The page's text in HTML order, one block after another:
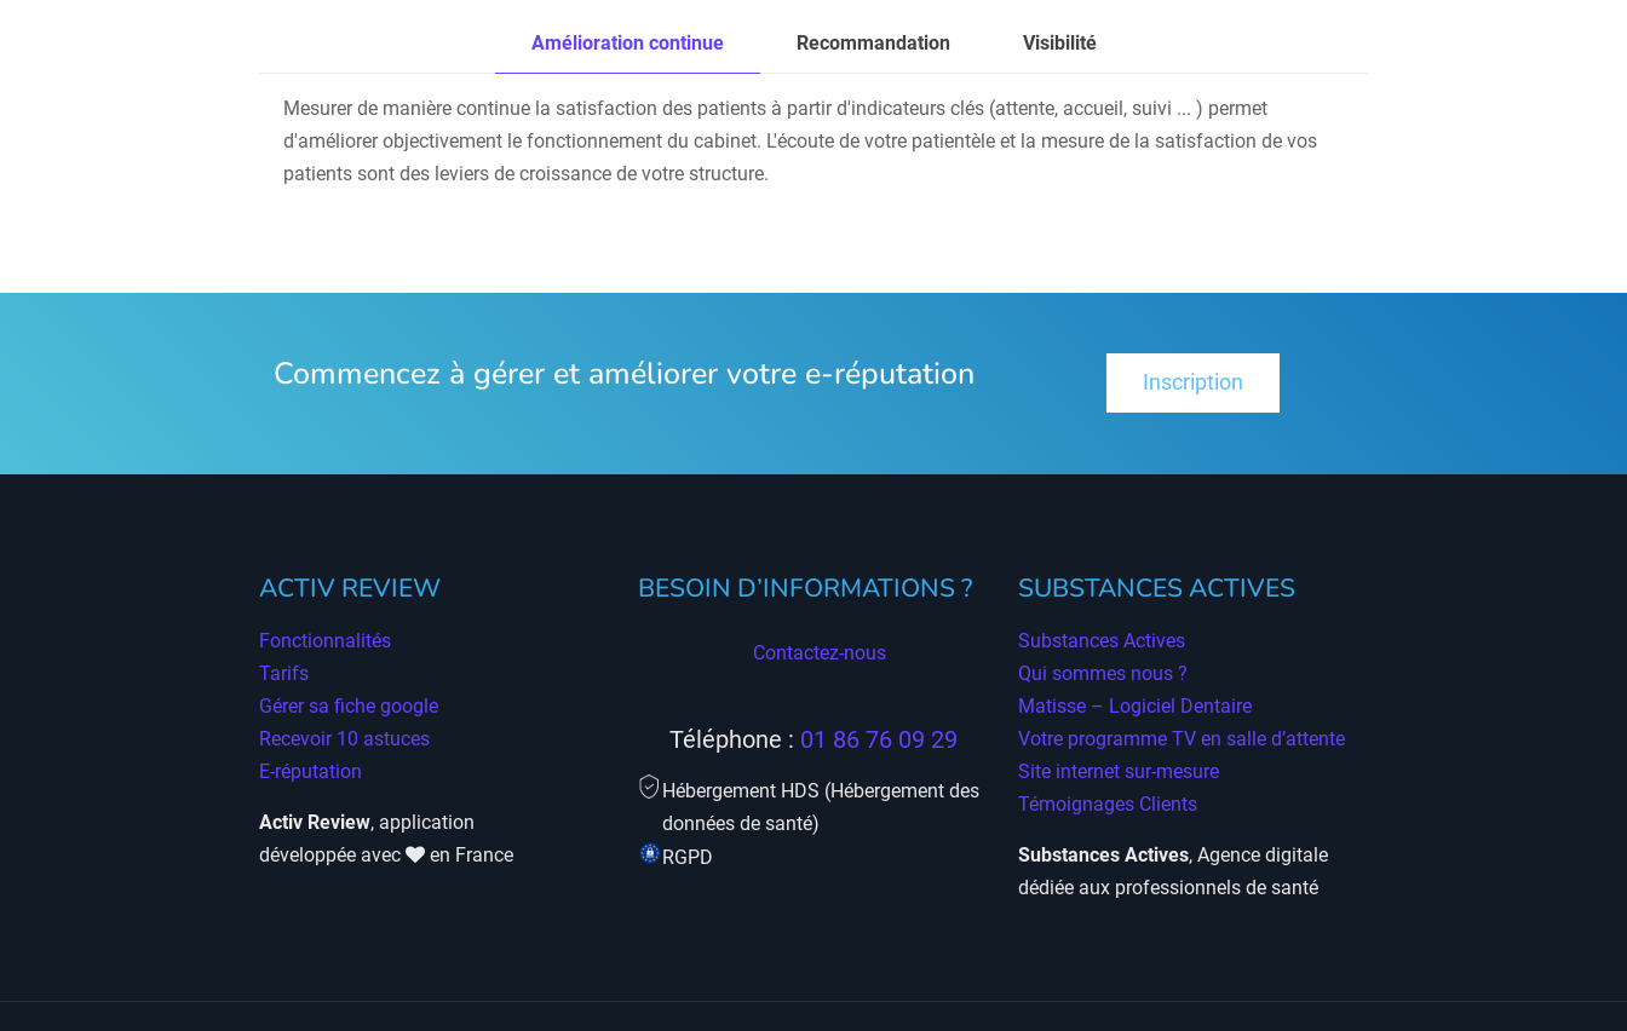
Amélioration continue Recommandation Visibilité
Mesurer de manière continue la satisfaction des patients à partir d'indicateurs clés (attente, accueil, suivi ... ) permet
d'améliorer objectivement le fonctionnement du cabinet. L'écoute de votre patientèle et la mesure de la satisfaction de vos
patients sont des leviers de croissance de votre structure.
Commencez à gérer et améliorer votre e-réputation Inscription
ACTIV REVIEW
Fonctionnalités
Tarifs
Gérer sa fiche google
Recevoir 10 astuces
E-réputation
Activ Review, application
développée avec
en France
BESOIN D’INFORMATIONS ?
Contactez-nous
Téléphone : 01 86 76 09 29
Hébergement HDS (Hébergement des
données de santé)
RGPD
SUBSTANCES ACTIVES
Substances Actives
Qui sommes nous ?
Matisse – Logiciel Dentaire
Votre programme TV en salle d’attente
Site internet sur-mesure
Témoignages Clients
Substances Actives, Agence digitale
dédiée aux professionnels de santé